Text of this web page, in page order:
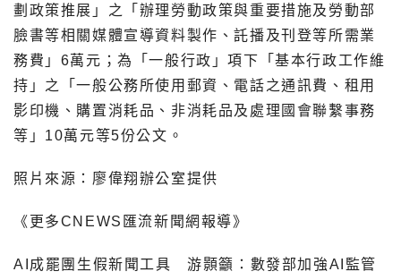
劃政策推展」之「辦理勞動政策與重要措施及勞動部
臉書等相關媒體宣導資料製作、託播及刊登等所需業
務費」6萬元；為「一般行政」項下「基本行政工作維
持」之「一般公務所使用郵資、電話之通訊費、租用
影印機、購置消耗品、非消耗品及處理國會聯繫事務
等」10萬元等5份公文。
照片來源：廖偉翔辦公室提供
《更多CNEWS匯流新聞網報導》
AI成罷團生假新聞工具 游顥籲：數發部加強AI監管